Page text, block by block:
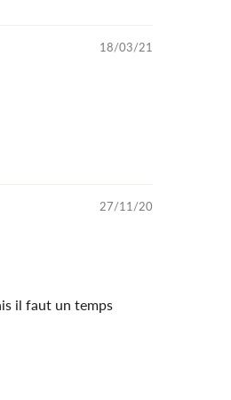
18/03/21
27/11/20
il faut un temps